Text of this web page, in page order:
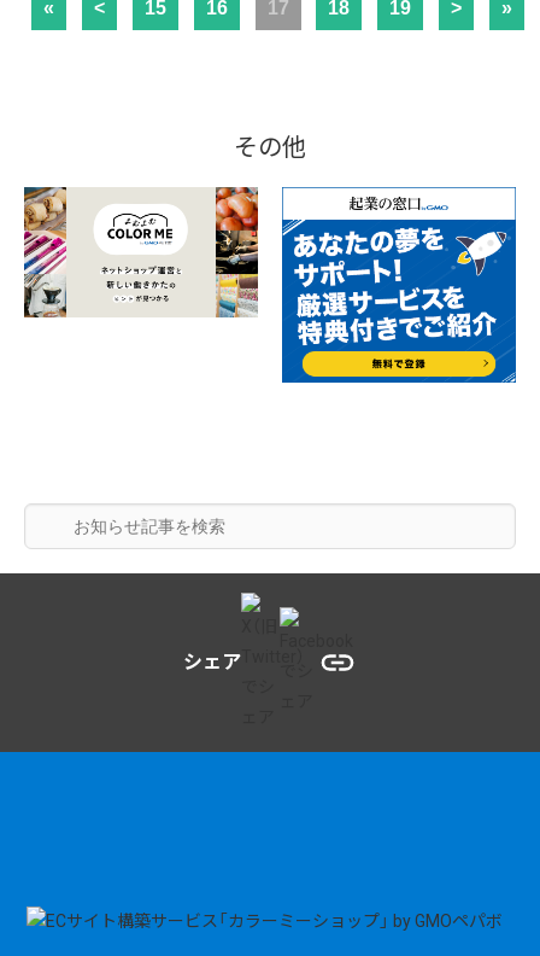
« < 15 16 17 18 19 > »
その他
シェア